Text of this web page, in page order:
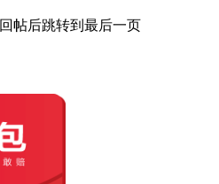
回帖后跳转到最后一页